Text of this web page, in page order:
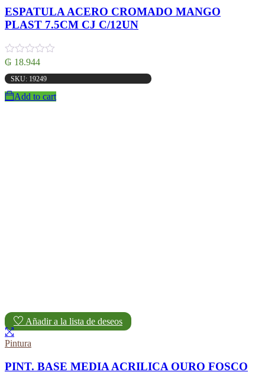
ESPATULA ACERO CROMADO MANGO
PLAST 7.5CM CJ C/12UN
₲ 18.944
SKU: 19249
Add to cart
Añadir a la lista de deseos
Pintura
PINT. BASE MEDIA ACRILICA OURO FOSCO